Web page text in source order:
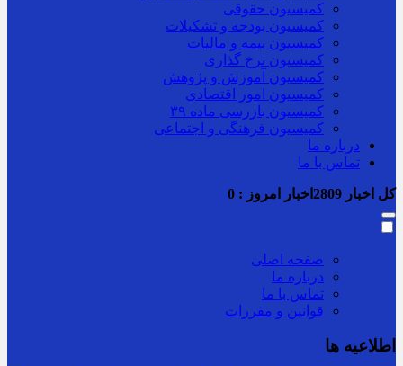
کمیسیون حقوقی
کمیسیون بودجه و تشکیلات
کمیسیون بیمه و مالیات
کمیسیون نرخ گذاری
کمیسیون آموزش و پژوهش
کمیسیون امور اقتصادی
کمیسیون بازرسی ماده ۳۹
کمیسیون فرهنگی و اجتماعی
درباره ما
تماس با ما
کل اخبار اخبار امروز : 0
صفحه اصلی
درباره ما
تماس با ما
قوانین و مقررات
اطلاعیه ها